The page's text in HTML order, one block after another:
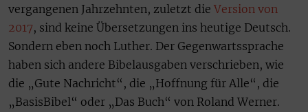
vergangenen Jahrzehnten, zuletzt die Version von
2017, sind keine Übersetzungen ins heutige Deutsch.
Sondern eben noch Luther. Der Gegenwartssprache
haben sich andere Bibelausgaben verschrieben, wie
die „Gute Nachricht“, die „Hoffnung für Alle“, die
„BasisBibel“ oder „Das Buch“ von Roland Werner.